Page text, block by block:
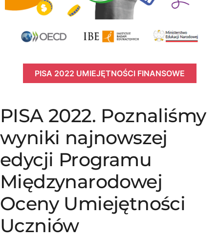
PISA 2022 UMIEJĘTNOŚCI FINANSOWE
PISA 2022. Poznaliśmy
wyniki najnowszej
edycji Programu
Międzynarodowej
Oceny Umiejętności
Uczniów